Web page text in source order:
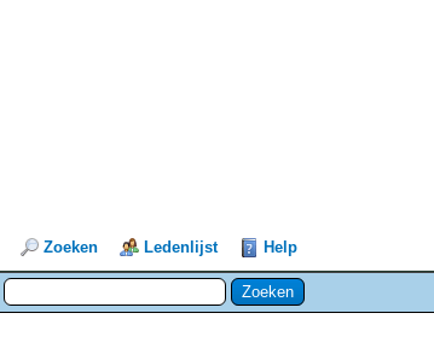
Zoeken Ledenlijst Help